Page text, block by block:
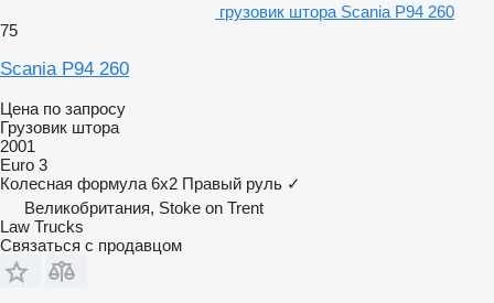
грузовик штора Scania P94 260
75
Scania P94 260
Цена по запросу
Грузовик штора
2001
Euro 3
Колесная формула 6x2 Правый руль ✓
Великобритания, Stoke on Trent
Law Trucks
Связаться с продавцом